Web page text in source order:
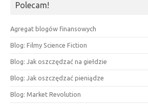
Polecam!
Agregat blogów finansowych
Blog: Filmy Science Fiction
Blog: Jak oszczędzać na giełdzie
Blog: Jak oszczędzać pieniądze
Blog: Market Revolution